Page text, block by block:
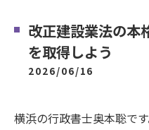
改正建設業法の
を取得しよう
2026/06/16
横浜の行政書士奥本聡で